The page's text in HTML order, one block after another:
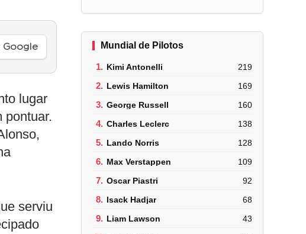
Google
lugar
pontuar.
serviu
Mundial de Pilotos
1. Kimi Antonelli 219
2. Lewis Hamilton 169
3. George Russell 160
4. Charles Leclerc 138
5. Lando Norris 128
6. Max Verstappen 109
7. Oscar Piastri 92
8. Isack Hadjar 68
9. Liam Lawson 43